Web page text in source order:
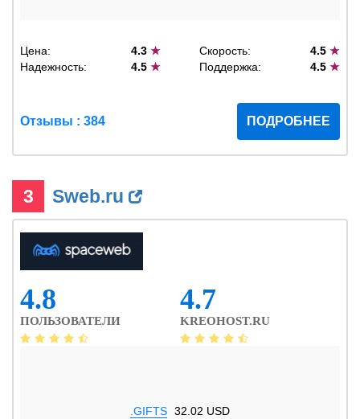
Цена: 4.3★ Скорость: 4.5 ★
Надежность:
4.5★ Поддержка: 4.5 ★
Отзывы : 384 ПОДРОБНЕЕ
3 Sweb.ru
4.8
ПОЛЬЗОВАТЕЛИ
4.7
KREOHOST.RU
.GIFTS 32.02 USD